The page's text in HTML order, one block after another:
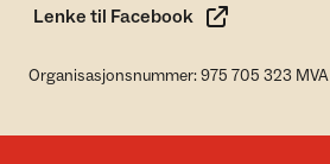
Lenke til Facebook
Organisasjonsnummer: 975 705 323 MVA